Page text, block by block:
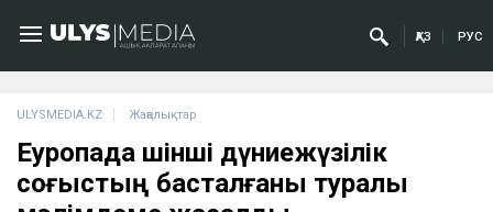
ҚАЗ РУС
ULYSMEDIA.KZ Жаңалықтар
Еуропада Үшінші дүниежүзілік
соғыстың басталғаны туралы